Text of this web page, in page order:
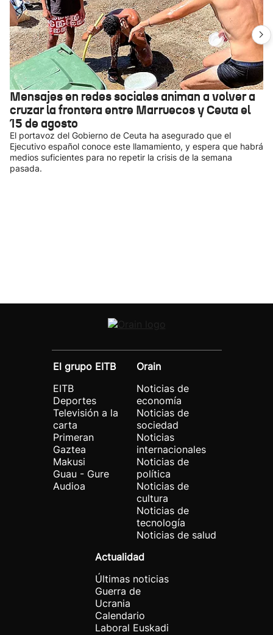
Mensajes en redes sociales animan a volver a
cruzar la frontera entre Marruecos y Ceuta el
15 de agosto
El portavoz del Gobierno de Ceuta ha asegurado que el
Ejecutivo español conoce este llamamiento, y espera que habrá
medios suficientes para no repetir la crisis de la semana
pasada.
El grupo EITB
EITB
Deportes
Televisión a la
carta
Primeran
Gaztea
Makusi
Guau - Gure
Audioa
Orain
Noticias de
economía
Noticias de
sociedad
Noticias
internacionales
Noticias de
política
Noticias de
cultura
Noticias de
tecnología
Noticias de salud
Actualidad
Últimas noticias
Guerra de
Ucrania
Calendario
Laboral Euskadi